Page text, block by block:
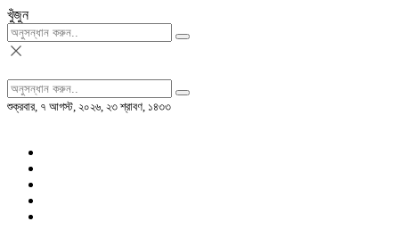
খুঁজুন
শুক্রবার, ৭ আগস্ট, ২০২৬, ২৩ শ্রাবণ, ১৪৩৩